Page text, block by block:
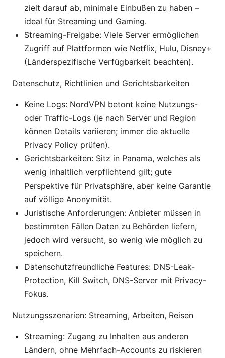
zielt darauf ab, minimale Einbußen zu haben –
ideal für Streaming und Gaming.
Streaming-Freigabe: Viele Server ermöglichen
Zugriff auf Plattformen wie Netflix, Hulu, Disney+
(Länderspezifische Verfügbarkeit beachten).
Datenschutz, Richtlinien und Gerichtsbarkeiten
Keine Logs: NordVPN betont keine Nutzungs-
oder Traffic-Logs (je nach Server und Region
können Details variieren; immer die aktuelle
Privacy Policy prüfen).
Gerichtsbarkeiten: Sitz in Panama, welches als
wenig inhaltlich verpflichtend gilt; gute
Perspektive für Privatsphäre, aber keine Garantie
auf völlige Anonymität.
Juristische Anforderungen: Anbieter müssen in
bestimmten Fällen Daten zu Behörden liefern,
jedoch wird versucht, so wenig wie möglich zu
speichern.
Datenschutzfreundliche Features: DNS-Leak-
Protection, Kill Switch, DNS-Server mit Privacy-
Fokus.
Nutzungsszenarien: Streaming, Arbeiten, Reisen
Streaming: Zugang zu Inhalten aus anderen
Ländern, ohne Mehrfach-Accounts zu riskieren